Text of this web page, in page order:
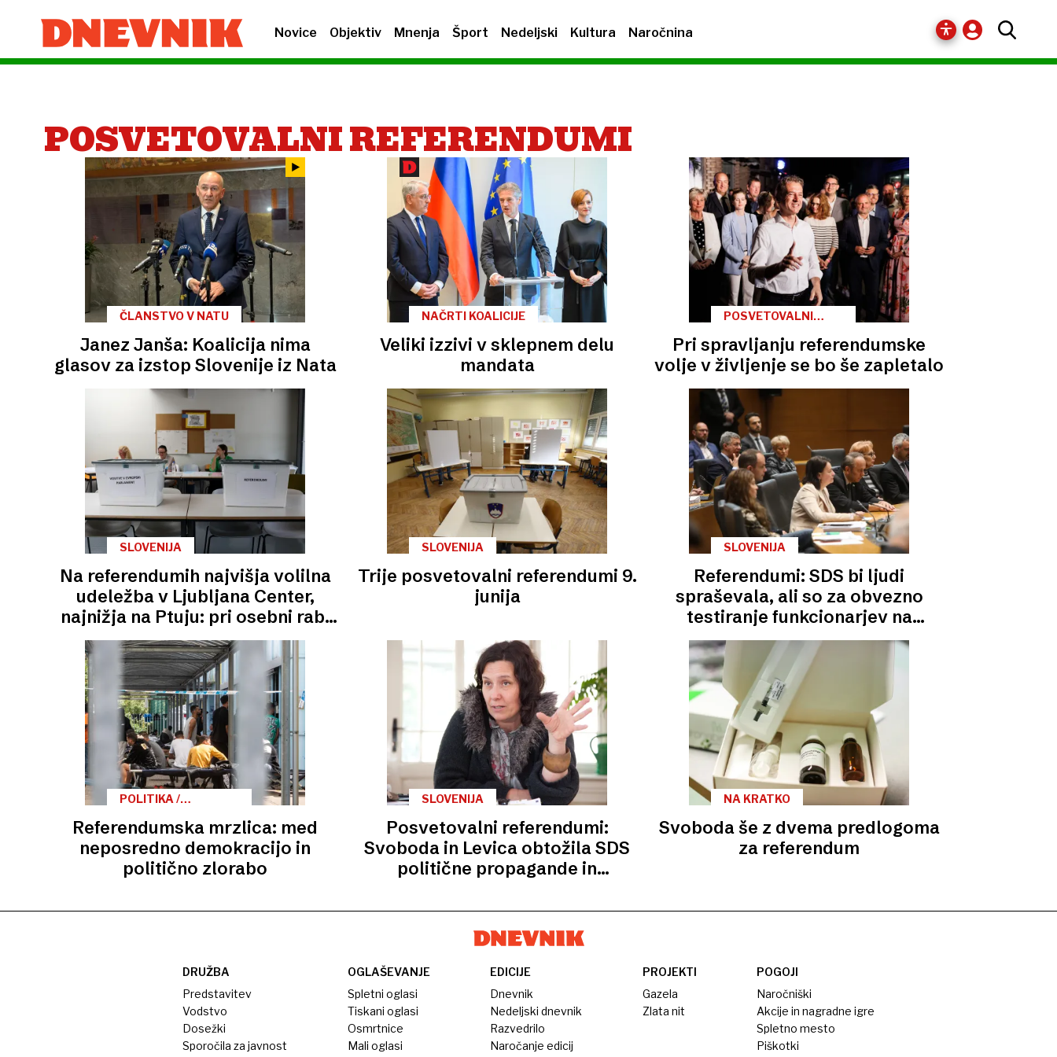
Novice Objektiv Mnenja Šport Nedeljski Kultura Naročnina
POSVETOVALNI REFERENDUMI
ČLANSTVO V NATU
Janez Janša: Koalicija nima
glasov za izstop Slovenije iz Nata
NAČRTI KOALICIJE
Veliki izzivi v sklepnem delu
mandata
POSVETOVALNI
UČINKI
Pri spravljanju referendumske
volje v življenje se bo še zapletalo
SLOVENIJA
Na referendumih najvišja volilna
udeležba v Ljubljana Center,
najnižja na Ptuju: pri osebni rabi
konoplje zelo tesno
SLOVENIJA
Trije posvetovalni referendumi 9.
junija
SLOVENIJA
Referendumi: SDS bi ljudi
spraševala, ali so za obvezno
testiranje funkcionarjev na
prepovedane droge
POLITIKA /
REFERENDUMI
Referendumska mrzlica: med
neposredno demokracijo in
politično zlorabo
SLOVENIJA
Posvetovalni referendumi:
Svoboda in Levica obtožila SDS
politične propagande in
NA KRATKO
Svoboda še z dvema predlogoma
za referendum
DRUŽBA
Predstavitev
Vodstvo
Dosežki
Sporočila za javnost
OGLAŠEVANJE
Spletni oglasi
Tiskani oglasi
Osmrtnice
Mali oglasi
EDICIJE
Dnevnik
Nedeljski dnevnik
Razvedrilo
Naročanje edicij
PROJEKTI
Gazela
Zlata nit
POGOJI
Naročniški
Akcije in nagradne igre
Spletno mesto
Piškotki